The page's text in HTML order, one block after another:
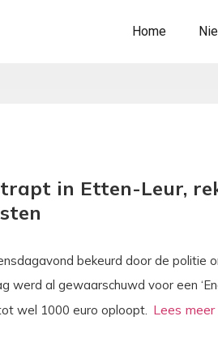
Home
in Etten-Leur,
bekeurd door de politie
werd al gewaarschuwd voor een
wel 1000 euro oploopt.